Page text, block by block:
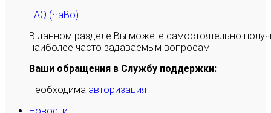
FAQ (ЧаВо)
В данном разделе Вы можете самостоятельно
наиболее часто задаваемым вопросам.
Ваши обращения в Службу поддержки:
Необходима авторизация